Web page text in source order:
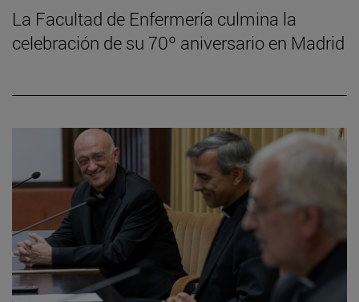
La Facultad de Enfermería culmina la
celebración de su 70º aniversario en Madrid